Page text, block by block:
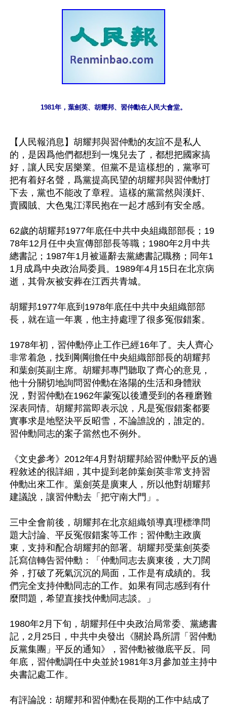
1981年，葉劍英、胡耀邦、習仲勳在人民大會堂。
【人民報消息】胡耀邦與習仲勳的友誼不是私人
的，是因爲他們都想到一塊兒去了，都想把國家搞
好，讓人民安居樂業。但黨不是這樣想的，黨寧可
把有着好名聲，爲黨提高民望的胡耀邦與習仲勳打
下去，黨也不能改了章程。這樣的黨當然與漢奸、
賣國賊、大色鬼江澤民抱在一起才感到有安全感。
62歲的胡耀邦1977年底任中共中央組織部部長；19
78年12月任中央宣傳部部長等職；1980年2月中共
總書記；1987年1月被逼辭去黨總書記職務；同年1
1月成爲中央政治局委員。1989年4月15日在北京病
逝，其骨灰被安葬在江西共青城。
胡耀邦1977年底到1978年底任中共中央組織部部
長，就在這一年裏，他主持處理了很多冤假錯案。
1978年初，習仲勳停止工作已經16年了。夫人齊心
非常着急，找到剛剛擔任中央組織部部長的胡耀邦
和葉劍英副主席。胡耀邦專門聽取了齊心的意見，
他十分關切地詢問習仲勳在洛陽的生活和身體狀
況，對習仲勳在1962年蒙冤以後遭受到的各種磨難
深表同情。胡耀邦當即表示說，凡是冤假錯案都要
實事求是地堅決平反昭雪，不論誰說的，誰定的。
習仲勳同志的案子當然也不例外。
《文史參考》2012年4月對胡耀邦給習仲勳平反的過
程敘述的很詳細，其中提到老帥葉劍英非常支持習
仲勳出來工作。葉劍英是廣東人，所以他對胡耀邦
建議說，讓習仲勳去「把守南大門」。
三中全會前後，胡耀邦在北京組織領導真理標準問
題大討論、平反冤假錯案等工作；習仲勳主政廣
東，支持和配合胡耀邦的部署。胡耀邦受葉劍英委
託寫信轉告習仲勳：「仲勳同志去廣東後，大刀闊
斧，打破了死氣沉沉的局面，工作是有成績的。我
們完全支持仲勳同志的工作。如果有同志感到有什
麼問題，希望直接找仲勳同志談。」
1980年2月下旬，胡耀邦任中央政治局常委、黨總書
記，2月25日，中共中央發出《關於爲所謂「習仲勳
反黨集團」平反的通知》，習仲勳被徹底平反。同
年底，習仲勳調任中央並於1981年3月參加並主持中
央書記處工作。
有評論說：胡耀邦和習仲勳在長期的工作中結成了